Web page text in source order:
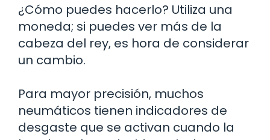
¿Cómo puedes hacerlo? Utiliza una
moneda; si puedes ver más de la
cabeza del rey, es hora de considerar
un cambio.
Para mayor precisión, muchos
neumáticos tienen indicadores de
desgaste que se activan cuando la